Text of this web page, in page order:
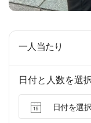
一人当たり
日付と人数を選
日付を選